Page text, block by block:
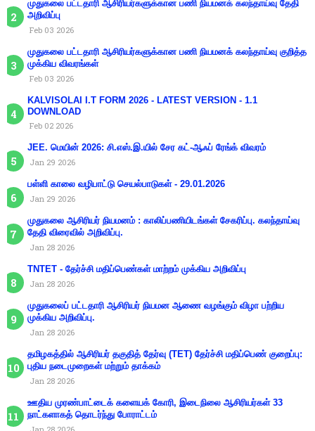
முதுகலை பட்டதாரி ஆசிரியர்களுக்கான பணி நியமனக் கலந்தாய்வு தேதி
அறிவிப்பு
Feb 03 2026
முதுகலை பட்டதாரி ஆசிரியர்களுக்கான பணி நியமனக் கலந்தாய்வு குறித்த
முக்கிய விவரங்கள்
Feb 03 2026
KALVISOLAI I.T FORM 2026 - LATEST VERSION - 1.1
DOWNLOAD
Feb 02 2026
JEE. மெயின் 2026: சி.எஸ்.இ.யில் சேர கட்-ஆஃப் ரேங்க் விவரம்
Jan 29 2026
பள்ளி காலை வழிபாட்டு செயல்பாடுகள் - 29.01.2026
Jan 29 2026
முதுகலை ஆசிரியர் நியமனம் : காலிப்பணியிடங்கள் சேகரிப்பு. கலந்தாய்வு
தேதி விரைவில் அறிவிப்பு.
Jan 28 2026
TNTET - தேர்ச்சி மதிப்பெண்கள் மாற்றம் முக்கிய அறிவிப்பு
Jan 28 2026
முதுகலைப் பட்டதாரி ஆசிரியர் நியமன ஆணை வழங்கும் விழா பற்றிய
முக்கிய அறிவிப்பு.
Jan 28 2026
தமிழகத்தில் ஆசிரியர் தகுதித் தேர்வு (TET) தேர்ச்சி மதிப்பெண் குறைப்பு:
புதிய நடைமுறைகள் மற்றும் தாக்கம்
Jan 28 2026
ஊதிய முரண்பாட்டைக் களையக் கோரி, இடைநிலை ஆசிரியர்கள் 33
நாட்களாகத் தொடர்ந்து போராட்டம்